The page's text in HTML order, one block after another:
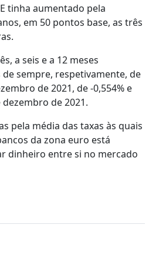
tinha aumentado pela
em 50 pontos base, as três
a seis e a 12 meses
sempre, respetivamente, de
de 2021, de -0,554% e
dezembro de 2021.
pela média das taxas às quais
da zona euro está
dinheiro entre si no mercado